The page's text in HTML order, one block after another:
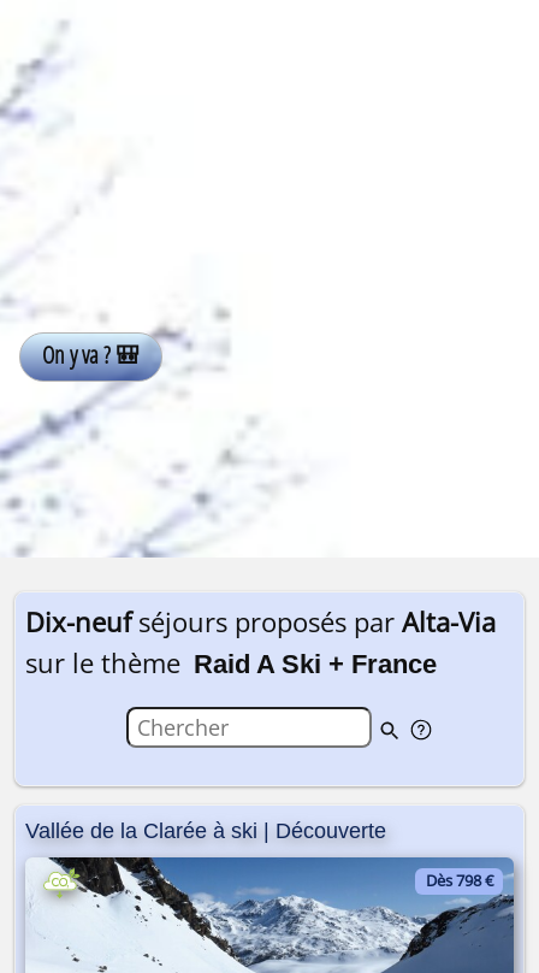
Dix-neufséjours proposés par Alta-Via
sur le thème Raid A Ski + France
Vallée de la Clarée à ski | Découverte
Dès 798 €